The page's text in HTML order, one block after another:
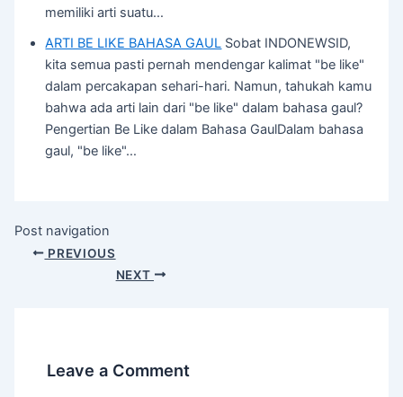
memiliki arti suatu…
ARTI BE LIKE BAHASA GAUL Sobat INDONEWSID,
kita semua pasti pernah mendengar kalimat "be like"
dalam percakapan sehari-hari. Namun, tahukah kamu
bahwa ada arti lain dari "be like" dalam bahasa gaul?
Pengertian Be Like dalam Bahasa GaulDalam bahasa
gaul, "be like"…
Post navigation
PREVIOUS
NEXT
Leave a Comment